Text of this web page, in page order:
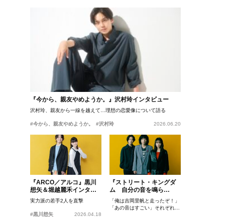
『今から、親友やめようか。』沢村玲インタビュー
沢村玲、親友から一線を越えて…理想の恋愛像について語る
#今から、親友やめようか。 #沢村玲 2026.06.20
『ARCO／アルコ』黒川
想矢＆堀越麗禾インタビ
ュー
実力派の若手2人を直撃
#黒川想矢 2026.04.18
『ストリート・キングダ
ム 自分の音を鳴ら
せ。』峯田和伸、若葉竜
也、吉岡里帆インタビュ
ー
「俺は吉岡里帆と走ったぞ！」
「あの音はすごい」それぞれの